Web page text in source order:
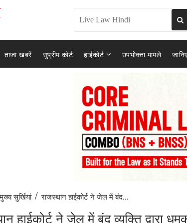
ताजा खबरें सुप्रीम कोर्ट हाईकोर्ट उपभोक्ता मामले
मुख्य सुर्खियां / राजस्थान हाईकोर्ट ने जेल में बंद...
हाईकोर्ट ने जेल में बंद व्यक्ति द्वारा